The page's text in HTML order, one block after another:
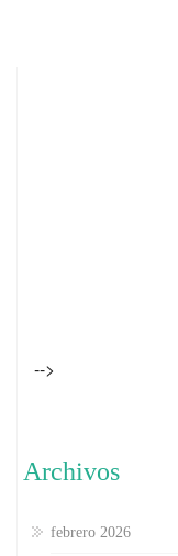
-->
Archivos
febrero 2026